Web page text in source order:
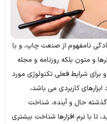
نامفهوم از صنعت چاپ، و با
و متون بلکه روزنامه و مجله
شرایط فعلی تکنولوژی مورد
کاربردی می باشد،
حال و آینده، شناخت
با نرم افزارها شناخت بیشتری